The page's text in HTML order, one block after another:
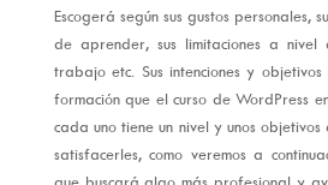
Escogerá según sus gustos personales,
de aprender, sus limitaciones a
trabajo etc. Sus intenciones y
formación que el curso de WordPress
cada uno tiene un nivel y unos
satisfacerles, como veremos a